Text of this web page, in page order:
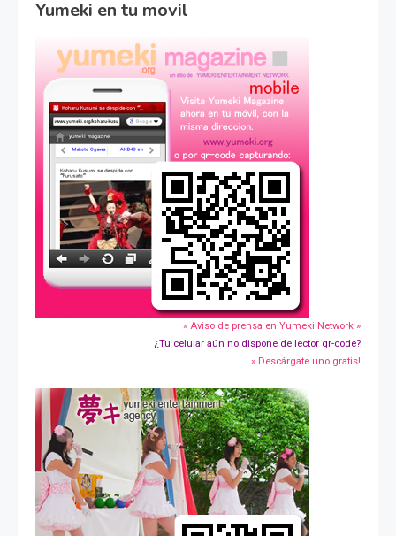
Yumeki en tu movil
» Aviso de prensa en Yumeki Network »
¿Tu celular aún no dispone de lector qr-code?
» Descárgate uno gratis!